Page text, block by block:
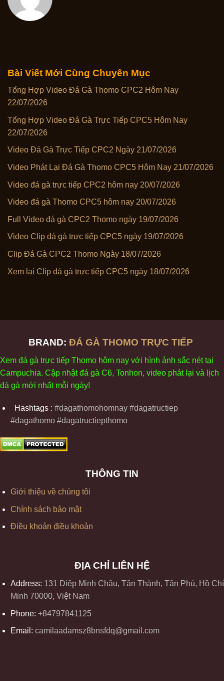
Bài Viết Mới Cùng Chuyên Mục
Tổng Hợp Video Đá Gà Thomo CPC2 Hôm Nay
22/07/2026
Tổng Hợp Video Đá Gà Trực Tiếp CPC5 Hôm Nay
22/07/2026
Video Đá Gà Trực Tiếp CPC2 Ngày 21/07/2026
Video Phát Lại Đá Gà Thomo CPC5 Hôm Nay 21/07/2026
Video đá gà trực tiếp CPC2 hôm nay 20/07/2026
Video đá gà Thomo CPC5 hôm nay 20/07/2026
Full Video đá gà CPC2 Thomo ngày 19/07/2026
Video Clip đá gà trực tiếp CPC5 ngày 19/07/2026
Clip Đá Gà CPC2 Thomo Ngày 18/07/2026
Xem lại Clip đá gà trực tiếp CPC5 ngày 18/07/2026
BRAND: ĐÁ GÀ THOMO TRỰC TIẾP
Xem đá gà trực tiếp Thomo hôm nay với hình ảnh sắc néttại
Campuchia. Cập nhậtđá gà C6, Tonhon, video phátl ại và ịch
đá gà mới nhất mỗi ngày!
Hashtags : #dagathomohomnay #dagatructiep
#dagathomo #dagatructiepthomo
THÔNG TIN
Giới thiệu về chúng tôi
Chính sách bảo mật
Điều khoản điều khoản
ĐỊA CHỈ LIÊN HỆ
Address: 131 Diệp Minh Châu, Tân Thành, Tân Phú, Hồ Chí
Minh 70000, Việt Nam
Phone: +84797841125
Email: camilaadamsz8bnsfdq@gmail.com